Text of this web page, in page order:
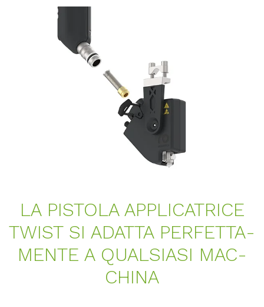
LA PIS­TO­LA AP­P­LI­CATRI­CE
TWIST SI ADAT­TA PER­FET­T­A­
MEN­TE A QUAL­SIA­SI MAC­
CHI­NA